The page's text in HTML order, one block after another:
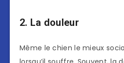
2. La douleur
Même le chien le mieux